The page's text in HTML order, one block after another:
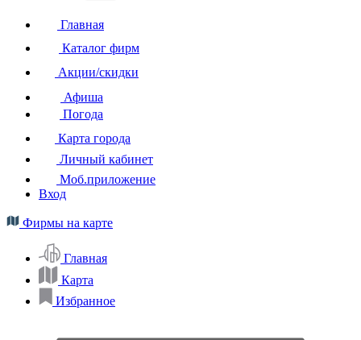
Главная
Каталог фирм
Акции/скидки
Афиша
Погода
Карта города
Личный кабинет
Моб.приложение
Вход
Фирмы на карте
Главная
Карта
Избранное